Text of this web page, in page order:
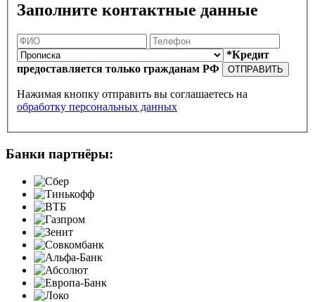
Заполните контактные данные
*Кредит
предоставляется только гражданам РФ
ОТПРАВИТЬ
Нажимая кнопку отправить вы соглашаетесь на
обработку персональных данных
Банки партнёры: